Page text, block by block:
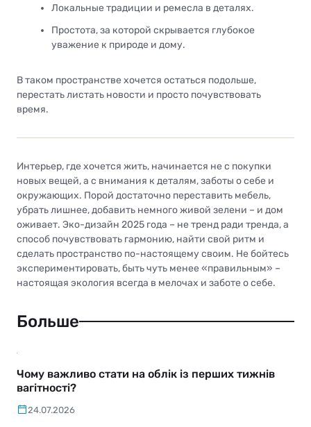
Локальные традиции и ремесла в деталях.
Простота, за которой скрывается глубокое
уважение к природе и дому.
В таком пространстве хочется остаться подольше,
перестать листать новости и просто почувствовать
время.
Интерьер, где хочется жить, начинается не с покупки
новых вещей, а с внимания к деталям, заботы о себе и
окружающих. Порой достаточно переставить мебель,
убрать лишнее, добавить немного живой зелени – и дом
оживает. Эко-дизайн 2025 года – не тренд ради тренда, а
способ почувствовать гармонию, найти свой ритм и
сделать пространство по-настоящему своим. Не бойтесь
экспериментировать, быть чуть менее «правильным» –
настоящая экология всегда в мелочах и заботе о себе.
Больше
Чому важливо стати на облік із перших тижнів
вагітності?
24.07.2026